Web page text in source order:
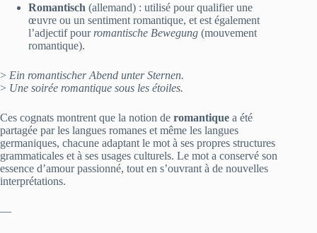
Romantisch (allemand) : utilisé pour qualifier une
œuvre ou un sentiment romantique, et est également
l’adjectif pour romantische Bewegung (mouvement
romantique).
> Ein romantischer Abend unter Sternen.
> Une soirée romantique sous les étoiles.
Ces cognats montrent que la notion de romantique a été
partagée par les langues romanes et même les langues
germaniques, chacune adaptant le mot à ses propres structures
grammaticales et à ses usages culturels. Le mot a conservé son
essence d’amour passionné, tout en s’ouvrant à de nouvelles
interprétations.
—